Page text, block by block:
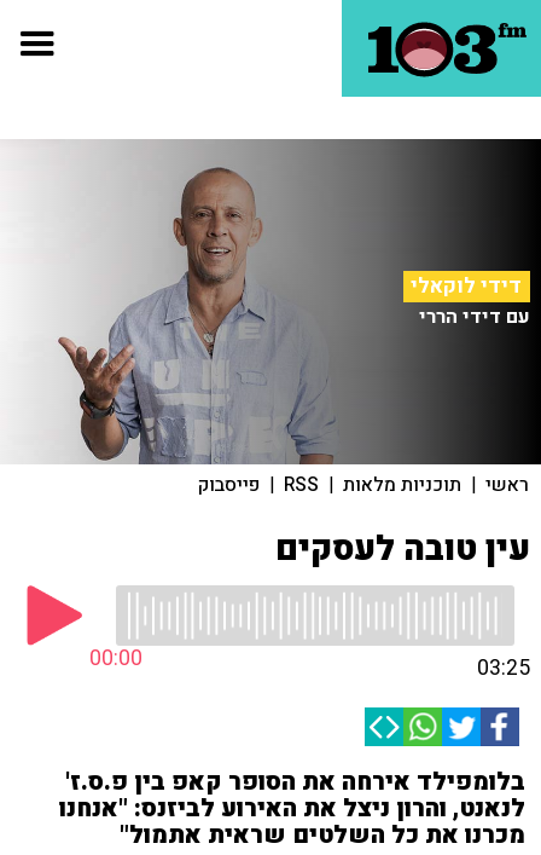
דידי לוקאלי
עם דידי הררי
ראשי | תוכניות מלאות |
RSS
| פייסבוק
עין טובה לעסקים
00:00 03:25
בלומפילד אירחה את הסופר קאפ בין פ.ס.ז'
לנאנט, והרון ניצל את האירוע לביזנס: "אנחנו
מכרנו את כל השלטים שראית אתמול"